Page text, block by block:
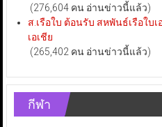
(276,604 คน อ่านข่าวนี้แล้ว)
ส.เรือใบ ต้อนรับ สหพันธ์เรือใบ
เอเชีย
(265,402 คน อ่านข่าวนี้แล้ว)
กีฬา